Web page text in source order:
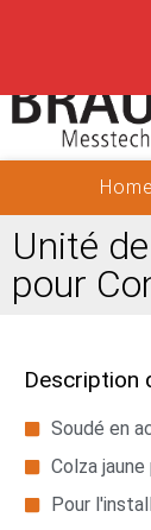
Home
Unité
pour
Description
Soudé en
Colza
Pour